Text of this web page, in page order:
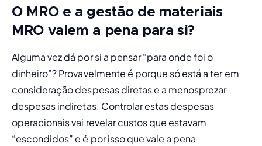
O MRO e a gestão de materiais
MRO valem a pena para si?
Alguma vez dá por si a pensar “para onde foi o
dinheiro”? Provavelmente é porque só está a ter em
consideração despesas diretas e a menosprezar
despesas indiretas. Controlar estas despesas
operacionais vai revelar custos que estavam
“escondidos” e é por isso que vale a pena